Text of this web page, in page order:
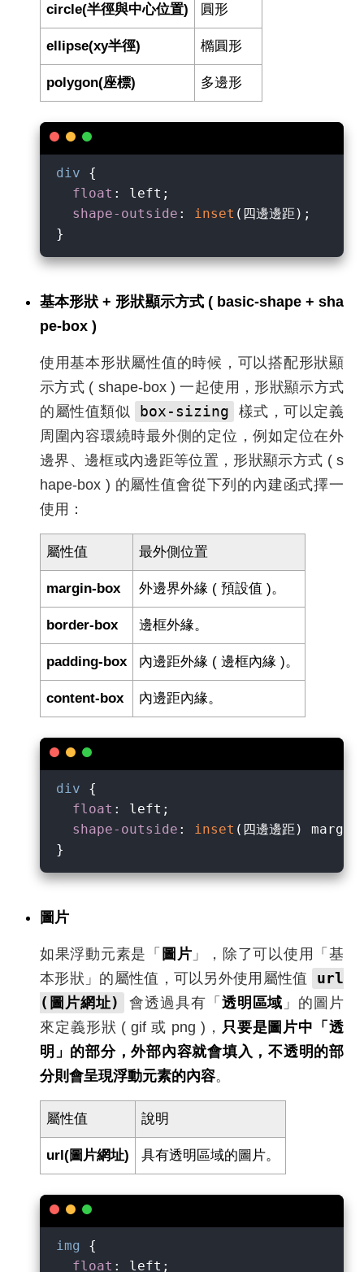
circle(半徑與中心位置) 圓形
ellipse(xy半徑) 橢圓形
polygon(座標) 多邊形
div {
float : left;
shape-outside : inset (四邊邊距);
基本形狀 + 形狀顯示方式 ( basic-shape + sha
pe-box )
使用基本形狀屬性值的時候，可以搭配形狀顯
示方式 ( shape-box ) 一起使用，形狀顯示方式
的屬性值類似
box-sizing
樣式，可以定義
周圍內容環繞時最外側的定位，例如定位在外
邊界、邊框或內邊距等位置，形狀顯示方式 ( s
hape-box ) 的屬性值會從下列的內建函式擇一
使用：
屬性值 最外側位置
margin-box 外邊界外緣 ( 預設值 )。
border-box 邊框外緣。
padding-box 內邊距外緣 ( 邊框內緣 )。
content-box 內邊距內緣。
div {
float : left;
shape-outside : inset (四邊邊距)
圖片
如果浮動元素是「 圖片 」，除了可以使用「基
本形狀」的屬性值，可以另外使用屬性值
url
(圖片網址)
會透過具有「 透明區域 」的圖片
來定義形狀 ( gif 或 png )， 只要是圖片中「透
明」的部分，外部內容就會填入，不透明的部
分則會呈現浮動元素的內容。
屬性值 說明
url(圖片網址) 具有透明區域的圖片。
img
{
float : left;